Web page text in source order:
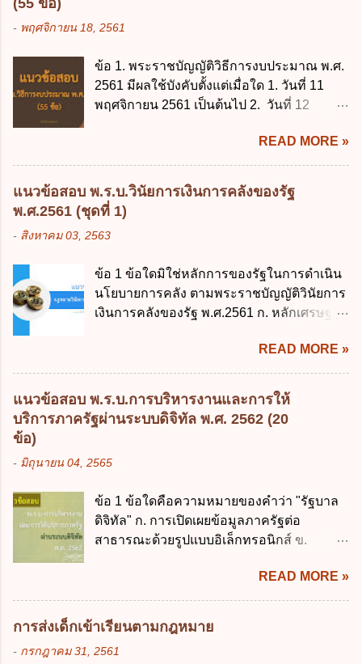
(55 ข้อ)
- พฤศจิกายน 18, 2561
ข้อ 1. พระราชบัญญัติวิธีการงบประมาณ พ.ศ.
2561 มีผลใช้บังคับตั้งแต่เมื่อใด 1. วันที่ 11
พฤศจิกายน 2561 เป็นต้นไป 2. วันที่ 12
พฤศจิกายน 2561 เป็นต้นไป 4. วันที่ 14
พฤศจิกายน 2561 เป็นต้นไป ข้อ 2. พระราช
บัญญัติวิธีการงบประมาณ พ.ศ. 2561 ไม่ได้
ยกเลิกกฎหมายฉบับใด 1. พระราชบัญญัติวิธี
การงบประมาณ พ.ศ. 2502 2. พระราชบัญญัติ
วิธีการงบประมาณ (ฉบับที่ 3) พ.ศ. 2511 3.
พ.ศ. 2544 4. ประกาศของคณะปฏิวัติ ฉบับที่
203 ลงวันที่ 31 สิงหาคม 2515 ข้อ 3. ข้อใดไม่
ถูกต้อง 1. นายกรัฐมนตรีมีอำนาจออกกฎเพื่อ
ประมาณ พ.ศ. 2561 2. นายกรัฐมนตรีเป็นผู้
รักษาการตามพระราช บัญญัติวิธีการงบ
ประมาณ พ.ศ. 2561 3. รัฐมนตรีว่าการ
กระทรวงการคลัง เป็นผู้รักษาการตามพระ
โปร่งใสและตรวจสอบได้ ข้อ 4. พระราช
บัญญัติวิธีการงบประมาณ พ.ศ. 2561 บัญญัติ
ให้การบริหา...
READ MORE »
แนวข้อสอบ พ.ร.บ.วินัยการเงินการคลังของรัฐ
พ.ศ.2561 (ชุดที่ 1)
- สิงหาคม 03, 2563
ข้อ 1 ข้อใดมิใช่หลักการของรัฐในการดำเนิน
นโยบายการคลัง ตามพระราชบัญญัติวินัยการ
เงินการคลังของรัฐ พ.ศ.2561 ก. หลักเศรษฐกิจ
เศรษฐกิจ ค. หลักการพัฒนาทางเศรษฐกิจ
อย่างยั่งยืน ง. หลักความเป็นธรรมในสังคม ข้อ
2 สัดส่วนหนี้สาธารณะต่อผลิตภัณฑ์มวลรวม
ในประเทศเพื่อใช้เป็นกรอบในการบริหารหนี้
สาธารณะเป็นไปตามข้อใด ก. ไม่เกินร้อยละ 5
เกินร้อยละ 60 ข้อ 3 กฎหมายว่าด้วยวินัยการ
กฎหมายที่ให้จัดเก็บภาษีอากรหรือค่า
ธรรมเนียมเพิ่มขึ้นจากที่กำหนดไว้ในกฎหมาย
เพื่อการนำไปใช้จ่ายตามวัตถุประสงค์หรือเพื่อ
ข้อใด ก. เป็นไปตามความต้องการของชุมชน
ข. เพื่อป็นรายได้ขององค์กรปกครองส่วนท้อง
ถิ่น ค. มีเหตุจำเป็นหรือเหตุฉุกเฉินที่มิอาจหลีก
READ MORE »
แนวข้อสอบ พ.ร.บ.การบริหารงานและการให้
บริการภาครัฐผ่านระบบดิจิทัล พ.ศ. 2562 (20
ข้อ)
- มิถุนายน 04, 2565
ข้อ 1 ข้อใดคือความหมายของคำว่า "รัฐบาล
ดิจิทัล" ก. การเปิดเผยข้อมูลภาครัฐต่อ
สาธารณะด้วยรูปแบบอิเล็กทรอนิกส์ ข.
การบริหารงาน การให้บริการ การบูรณาการ
ข้อมูลภาครัฐ ค. วิธีการนำสัญลักษณ์ศูนย์และ
หนึ่ง เพื่อใช้สร้างระบบต่าง ๆ ง. สำนักงาน
พัฒนารัฐบาลดิจิทัล (องค์การมหาชน) ข้อ 2
การบริหารงานภาครัฐและการจัดทำบริการ
READ MORE »
การส่งเด็กเข้าเรียนตามกฎหมาย
- กรกฎาคม 31, 2561